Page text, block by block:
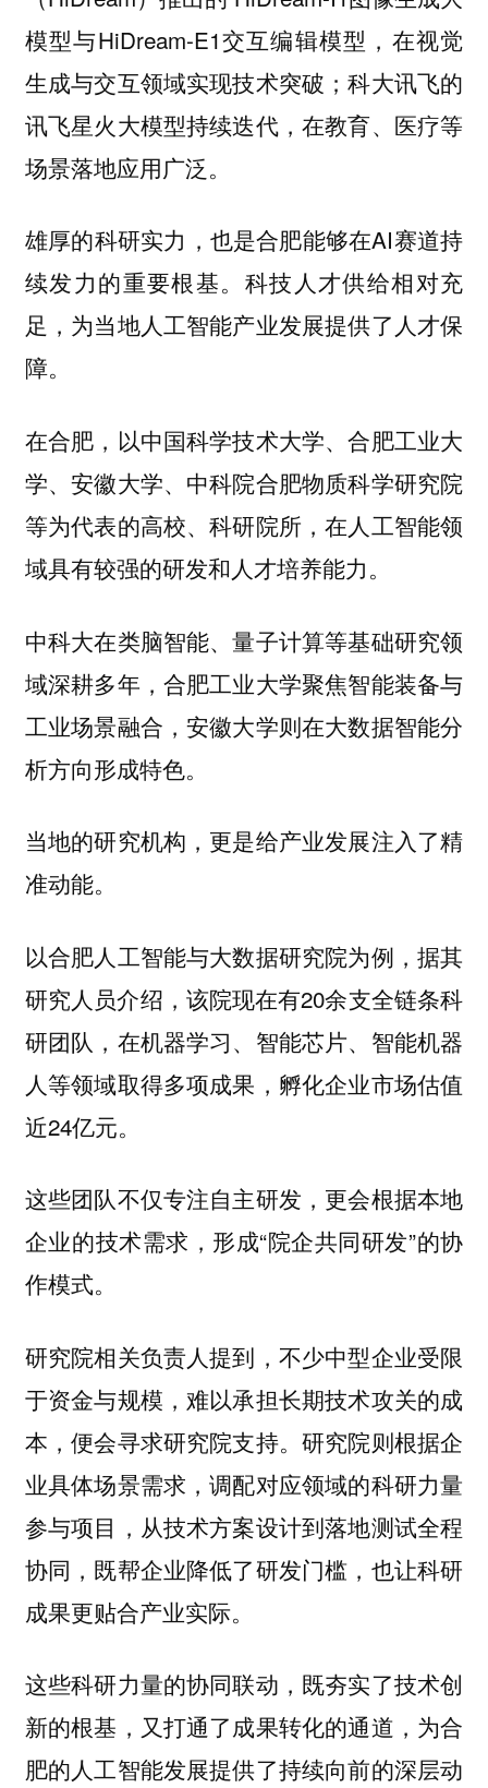
模型与HiDream-E1交互编辑模型，在视觉
生成与交互领域实现技术突破；科大讯飞的
讯飞星火大模型持续迭代，在教育、医疗等
场景落地应用广泛。
雄厚的科研实力，也是合肥能够在AI赛道持
续发力的重要根基。科技人才供给相对充
足，为当地人工智能产业发展提供了人才保
障。
在合肥，以中国科学技术大学、合肥工业大
学、安徽大学、中科院合肥物质科学研究院
等为代表的高校、科研院所，在人工智能领
域具有较强的研发和人才培养能力。
中科大在类脑智能、量子计算等基础研究领
域深耕多年，合肥工业大学聚焦智能装备与
工业场景融合，安徽大学则在大数据智能分
析方向形成特色。
当地的研究机构，更是给产业发展注入了精
准动能。
以合肥人工智能与大数据研究院为例，据其
研究人员介绍，该院现在有20余支全链条科
研团队，在机器学习、智能芯片、智能机器
人等领域取得多项成果，孵化企业市场估值
近24亿元。
这些团队不仅专注自主研发，更会根据本地
企业的技术需求，形成“院企共同研发”的协
作模式。
研究院相关负责人提到，不少中型企业受限
于资金与规模，难以承担长期技术攻关的成
本，便会寻求研究院支持。研究院则根据企
业具体场景需求，调配对应领域的科研力量
参与项目，从技术方案设计到落地测试全程
协同，既帮企业降低了研发门槛，也让科研
成果更贴合产业实际。
这些科研力量的协同联动，既夯实了技术创
新的根基，又打通了成果转化的通道，为合
肥的人工智能发展提供了持续向前的深层动